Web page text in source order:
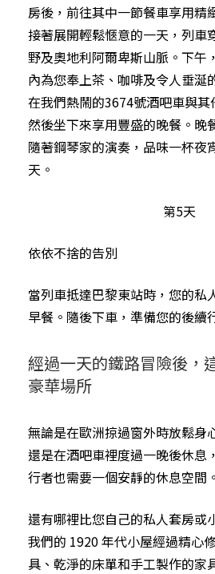
房後，前往其中一節餐車享用精
接著展開輕鬆愜意的一天，列車
野及奧地利阿爾卑斯山脈。下午
內為您奉上茶、咖啡及令人垂涎
在我們熱鬧的3674號酒吧車與其
然後坐下來享用豐盛的晚餐。晚
隨著鋼琴家的演奏，品味一杯夜
天。
第5天
依依不捨的告別
當列車抵達巴黎東站時，您的私
早餐。隨後下車，準備您的後續
經過一天的鐵路冒險後，
豪華場所
無論是在歐洲掠過窗外時放鬆身
還是在酒吧車裡度過一晚後休息
行者也需要一個安靜的休息空間。
還有哪裡比您自己的私人套房或
我們的 1920 年代小屋經過精心
具、乾淨的床單和手工製作的家